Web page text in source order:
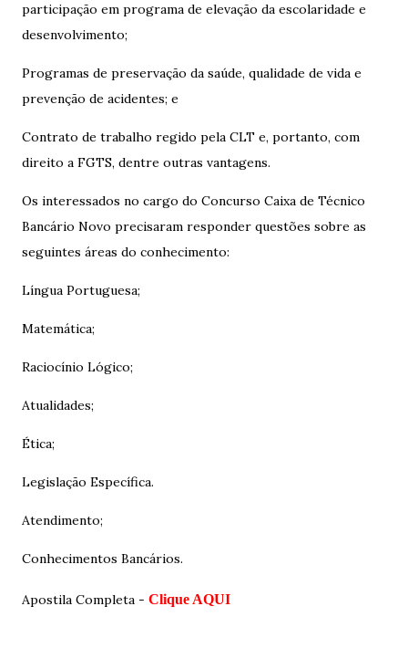
participação em programa de elevação da escolaridade e
desenvolvimento;
Programas de preservação da saúde, qualidade de vida e
prevenção de acidentes; e
Contrato de trabalho regido pela CLT e, portanto, com
direito a FGTS, dentre outras vantagens.
Os interessados no cargo do Concurso Caixa de Técnico
Bancário Novo precisaram responder questões sobre as
seguintes áreas do conhecimento:
Língua Portuguesa;
Matemática;
Raciocínio Lógico;
Atualidades;
Ética;
Legislação Específica.
Atendimento;
Conhecimentos Bancários.
Apostila Completa - Clique AQUI